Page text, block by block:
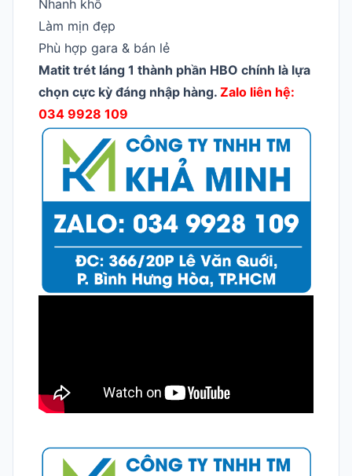
Nhanh khô
Làm mịn đẹp
Phù hợp gara & bán lẻ
Matit trét láng 1 thành phần HBO chính là lựa
chọn cực kỳ đáng nhập hàng. Zalo liên hệ:
034 9928 109